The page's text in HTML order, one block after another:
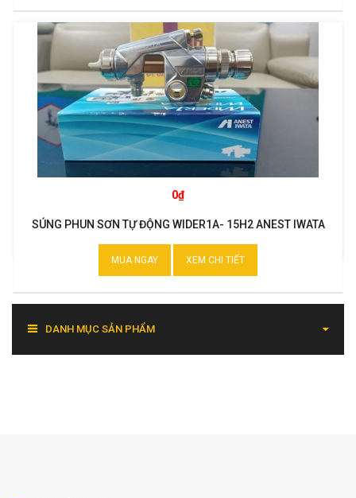
0₫
SÚNG PHUN SƠN TỰ ĐỘNG WIDER1A- 15H2 ANEST IWATA
MUA NGAY XEM CHI TIẾT
DANH MỤC SẢN PHẨM